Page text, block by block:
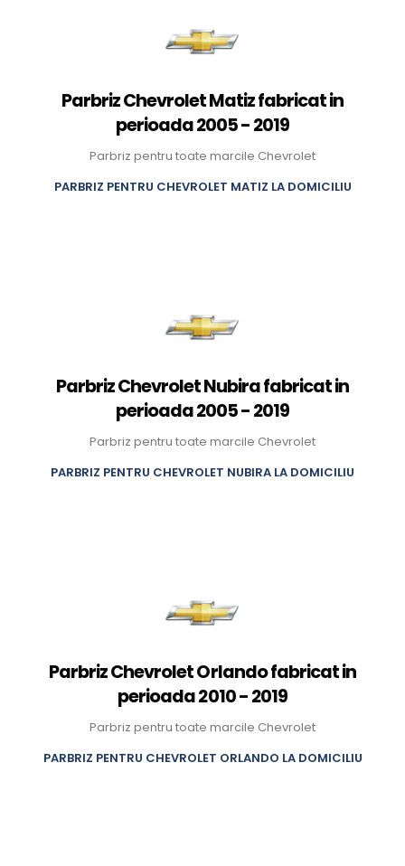
Parbriz Chevrolet Matiz fabricat in
perioada 2005 - 2019
Parbriz pentru toate marcile Chevrolet
PARBRIZ PENTRU CHEVROLET MATIZ LA DOMICILIU
Parbriz Chevrolet Nubira fabricat in
perioada 2005 - 2019
Parbriz pentru toate marcile Chevrolet
PARBRIZ PENTRU CHEVROLET NUBIRA LA DOMICILIU
Parbriz Chevrolet Orlando fabricat in
perioada 2010 - 2019
Parbriz pentru toate marcile Chevrolet
PARBRIZ PENTRU CHEVROLET ORLANDO LA DOMICILIU